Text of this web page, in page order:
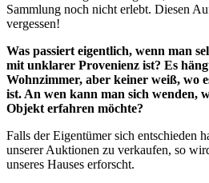
Sammlung noch nicht erlebt. Diesen
vergessen!
Was passiert eigentlich, wenn man
mit unklarer Provenienz ist? Es
Wohnzimmer, aber keiner weiß, wo
ist. An wen kann man sich wenden,
Objekt erfahren möchte?
Falls der Eigentümer sich entschieden
unserer Auktionen zu verkaufen, so
unseres Hauses erforscht.